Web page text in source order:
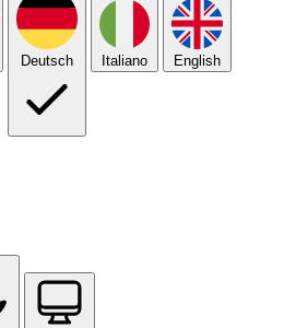
Deutsch Italiano English